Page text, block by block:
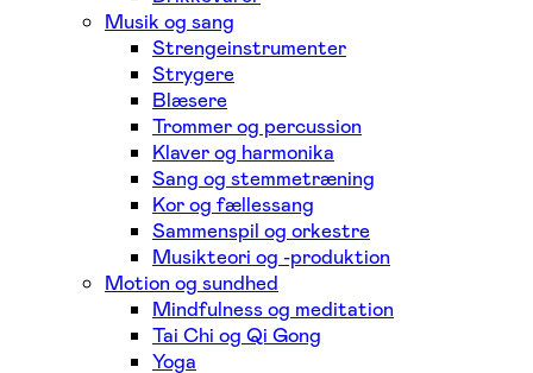
Musik og sang
Strengeinstrumenter
Strygere
Blæsere
Trommer og percussion
Klaver og harmonika
Sang og stemmetræning
Kor og fællessang
Sammenspil og orkestre
Musikteori og -produktion
Motion og sundhed
Mindfulness og meditation
Tai Chi og Qi Gong
Yoga